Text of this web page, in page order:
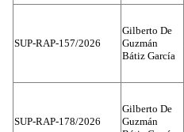
SUP-RAP-157/2026
Gilberto De
Guzmán
Bátiz García
SUP-RAP-178/2026
Gilberto De
Guzmán